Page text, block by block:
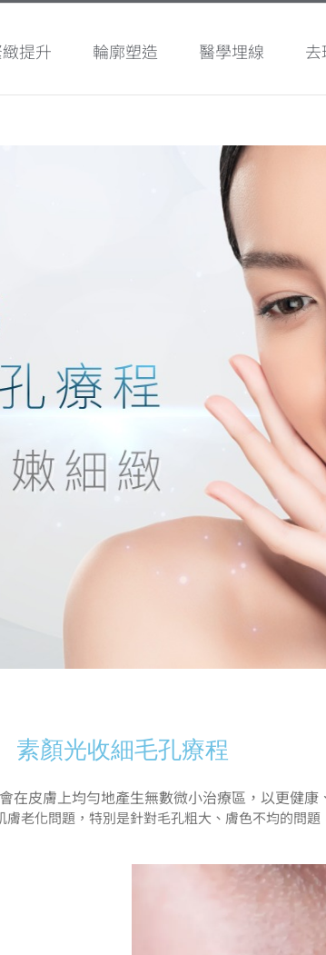
提升 輪廓塑造 醫學埋線
素顏光收細毛孔療程
在皮膚上均勻地產生無數微小治療區，以更健
老化問題，特別是針對毛孔粗大、膚色不均的問